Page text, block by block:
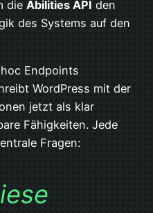
die Abilities API den
des Systems auf den
Endpoints
WordPress mit der
jetzt als klar
Fähigkeiten. Jede
Fragen: